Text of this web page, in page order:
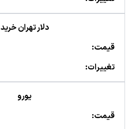
دلار تهران خرید
قیمت:
تغییرات:
یورو
قیمت: